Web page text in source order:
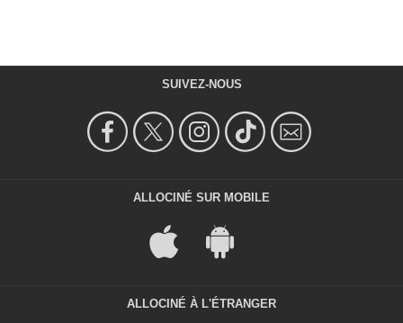
SUIVEZ-NOUS
ALLOCINÉ SUR MOBILE
ALLOCINÉ À L'ÉTRANGER